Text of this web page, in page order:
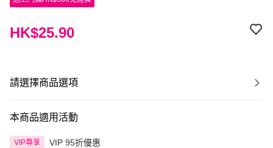
HK$25.90
請選擇商品選項
本商品適用活動
VIP尊享 VIP 95折優惠